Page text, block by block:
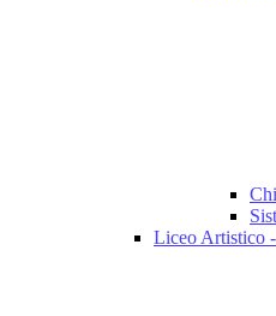
Liceo Artistico